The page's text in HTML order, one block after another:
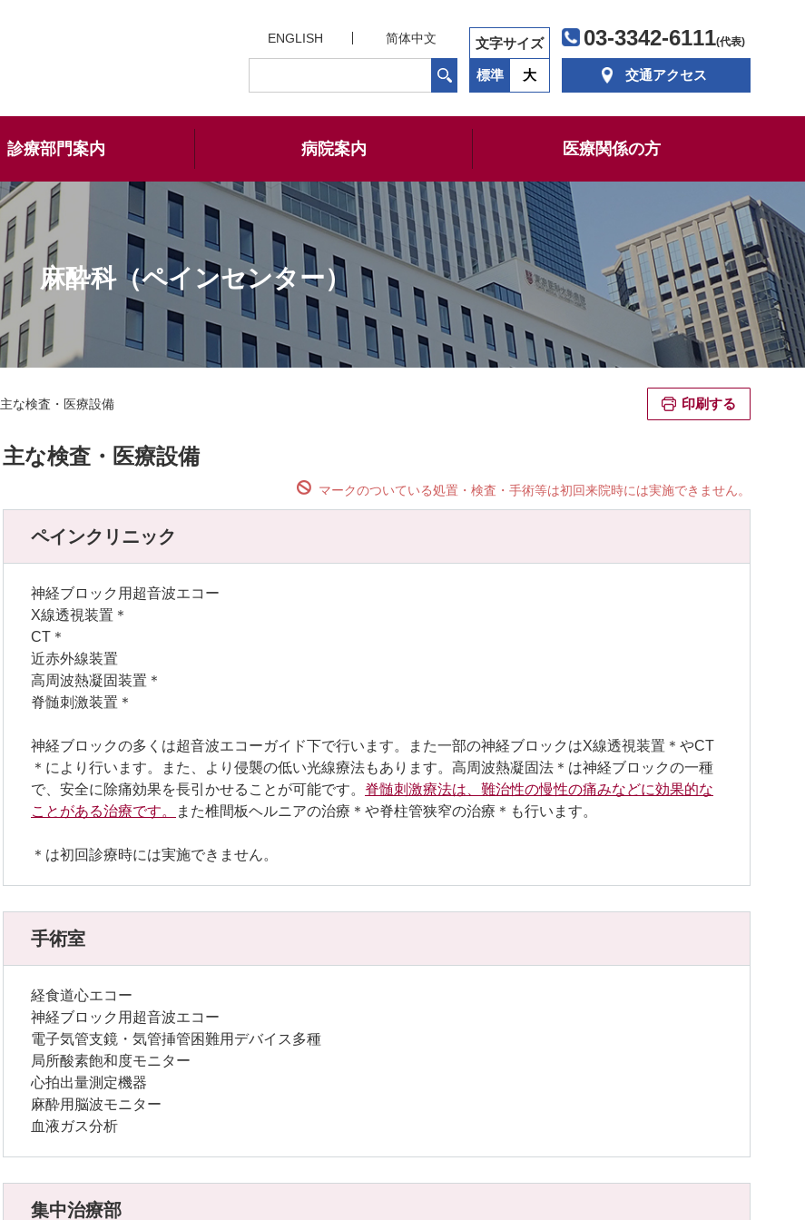
ENGLISH 简体中文 文字サイズ
標準 大
03-3342-6111(代表)
交通アクセス
診療部門案内 病院案内 医療関係の方
麻酔科（ペインセンター）
主な検査・医療設備 印刷する
主な検査・医療設備
マークのついている処置・検査・手術等は初回来院時には実施できません。
ペインクリニック
神経ブロック用超音波エコー
X線透視装置＊
CT＊
近赤外線装置
高周波熱凝固装置＊
脊髄刺激装置＊
神経ブロックの多くは超音波エコーガイド下で行います。また一部の神経ブロックはX線透視装置＊やCT
＊により行います。また、より侵襲の低い光線療法もあります。高周波熱凝固法＊は神経ブロックの一種
で、安全に除痛効果を長引かせることが可能です。 脊髄刺激療法は、難治性の慢性の痛みなどに効果的な
ことがある治療です。
また椎間板ヘルニアの治療＊や脊柱管狭窄の治療＊も行います。
＊は初回診療時には実施できません。
手術室
経食道心エコー
神経ブロック用超音波エコー
電子気管支鏡・気管挿管困難用デバイス多種
局所酸素飽和度モニター
心拍出量測定機器
麻酔用脳波モニター
血液ガス分析
集中治療部